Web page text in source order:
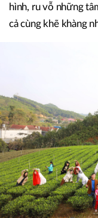
hình, ru vỗ những
cả cùng khẽ khàng